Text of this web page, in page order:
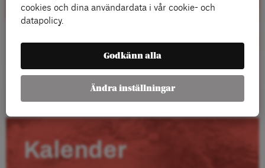
Kalender
cookies och dina användardata i vår cookie- och
datapolicy.
Godkänn alla
Ändra inställningar